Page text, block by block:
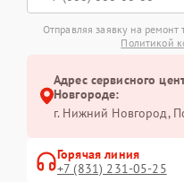
Отправляя заявку на
Политикой
Адрес сервисного
Новгороде:
г. Нижний Новгород,
Горячая линия
+7 (831) 231-05-25